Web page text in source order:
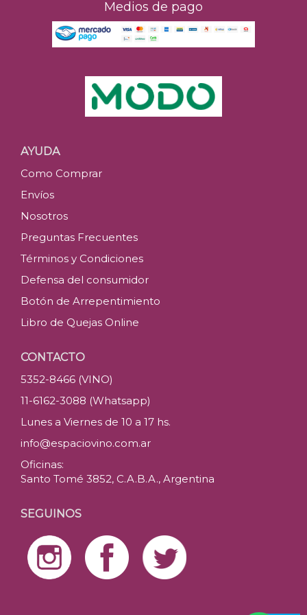
Medios de pago
AYUDA
Como Comprar
Envíos
Nosotros
Preguntas Frecuentes
Términos y Condiciones
Defensa del consumidor
Botón de Arrepentimiento
Libro de Quejas Online
CONTACTO
5352-8466 (VINO)
11-6162-3088 (Whatsapp)
Lunes a Viernes de 10 a 17 hs.
info@espaciovino.com.ar
Oficinas:
Santo Tomé 3852, C.A.B.A., Argentina
SEGUINOS